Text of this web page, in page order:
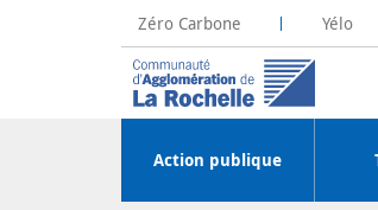
Zéro Carbone
La Rochelle Territoire ZéroYélo
Action publique